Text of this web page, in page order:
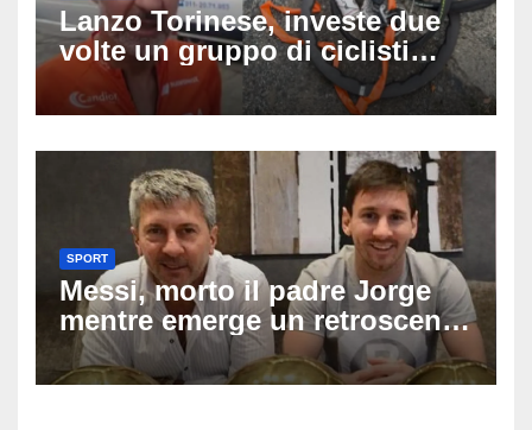
Lanzo Torinese, investe due
volte un gruppo di ciclisti
dopo una lite: arrestato
73enne, il racconto choc di un
SPORT
Messi, morto il padre Jorge
mentre emerge un retroscena
choc: le minacce di morte al
fuoriclasse durante i Mondiali